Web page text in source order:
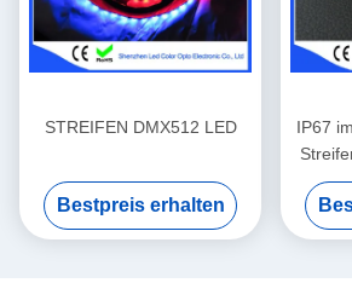
STREIFEN DMX512 LED
Bestpreis erhalten
IP67